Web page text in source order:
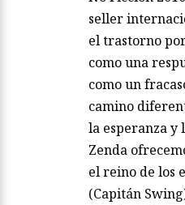
seller
el trastorno
como una
como un
camino
la esperanza y
Zenda
el reino de los
(Capitán